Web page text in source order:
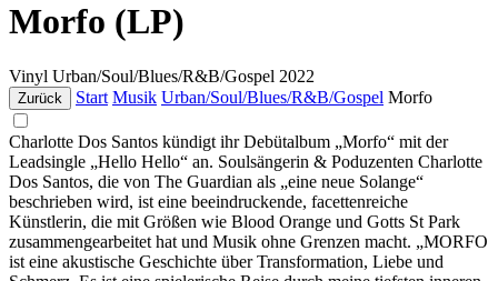
Morfo (LP)
Vinyl Urban/Soul/Blues/R&B/Gospel 2022
Zurück Start Musik Urban/Soul/Blues/R&B/Gospel Morfo
Charlotte Dos Santos kündigt ihr Debütalbum „Morfo“ mit der
Leadsingle „Hello Hello“ an. Soulsängerin & Poduzenten Charlotte
Dos Santos, die von The Guardian als „eine neue Solange“
beschrieben wird, ist eine beeindruckende, facettenreiche
Künstlerin, die mit Größen wie Blood Orange und Gotts St Park
zusammengearbeitet hat und Musik ohne Grenzen macht. „MORFO
ist eine akustische Geschichte über Transformation, Liebe und